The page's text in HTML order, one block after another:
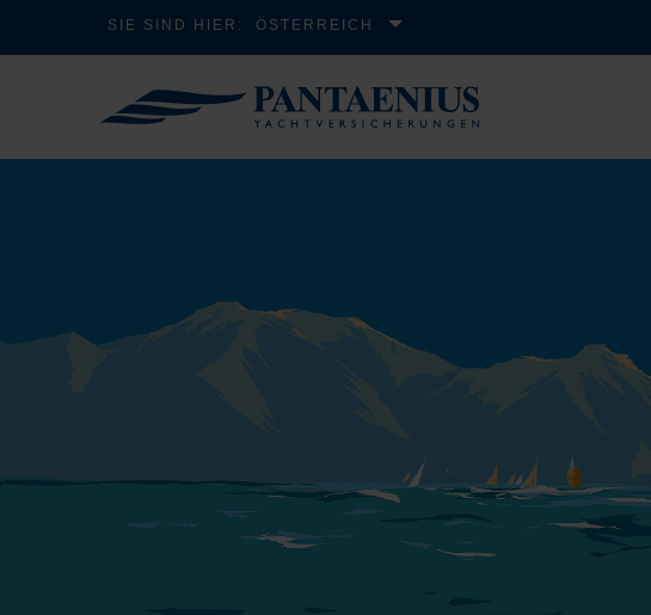
SIE SIND HIER: ÖSTERREICH